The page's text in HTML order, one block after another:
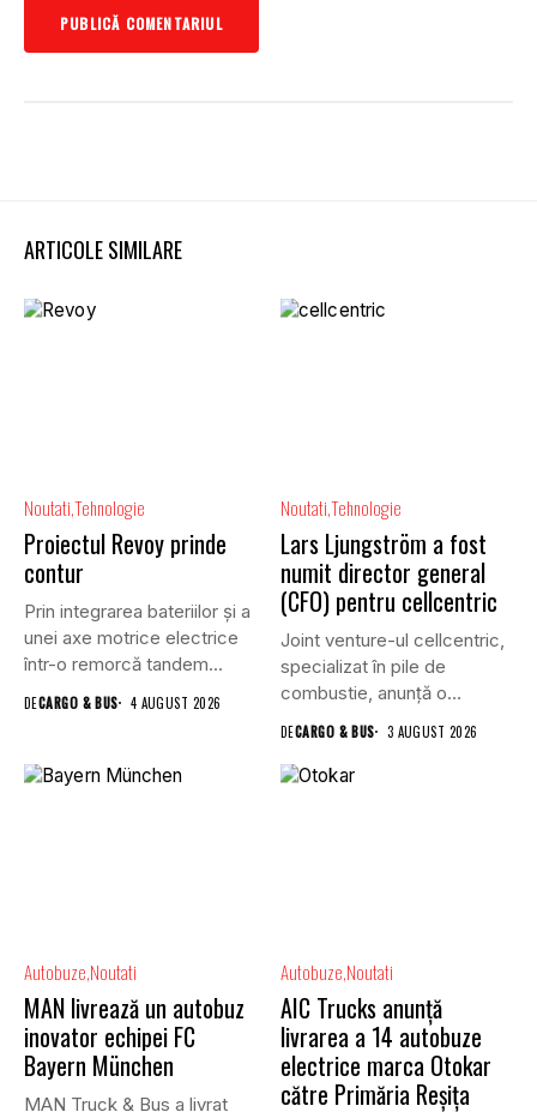
ARTICOLE SIMILARE
NoutatiTehnologie
Proiectul Revoy prinde
contur
Prin integrarea bateriilor și a
unei axe motrice electrice
într-o remorcă tandem...
DECARGO & BUS 4 AUGUST 2026
NoutatiTehnologie
Lars Ljungström a fost
numit director general
(CFO) pentru cellcentric
Joint venture-ul cellcentric,
specializat în pile de
combustie, anunță o
DECARGO & BUS 3 AUGUST 2026
Autobuze Noutati
MAN livrează un autobuz
inovator echipei FC
Bayern München
MAN Truck & Bus a livrat
Autobuze Noutati
AIC Trucks anunță
livrarea a 14 autobuze
electrice marca Otokar
către Primăria Reșița